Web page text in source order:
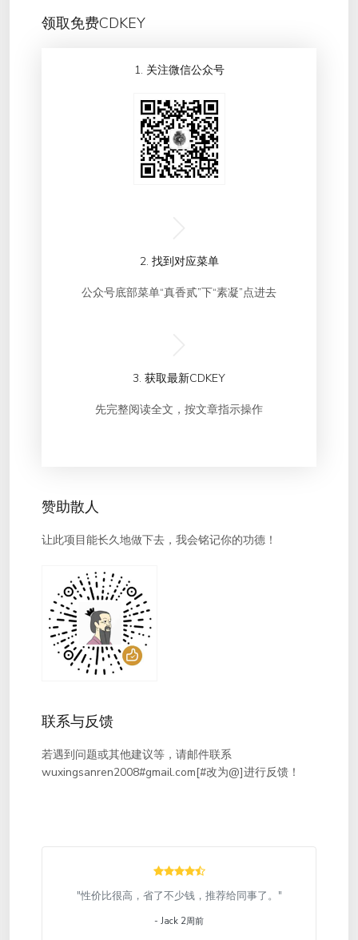
领取免费CDKEY
1. 关注微信公众号
2. 找到对应菜单
公众号底部菜单“真香贰”下“素凝”点进去
3. 获取最新CDKEY
先完整阅读全文，按文章指示操作
赞助散人
让此项目能长久地做下去，我会铭记你的功德！
联系与反馈
若遇到问题或其他建议等，请邮件联系
wuxingsanren2008#gmail.com[#改为@]进行反馈！
"性价比很高，省了不少钱，推荐给同事了。"
- Jack 2周前